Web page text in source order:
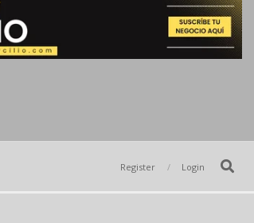
Register Login Search